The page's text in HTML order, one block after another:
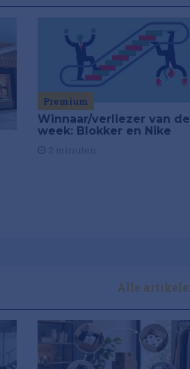
Premium
Winnaar/verliezer van de
week: Blokker en Nike
Alle